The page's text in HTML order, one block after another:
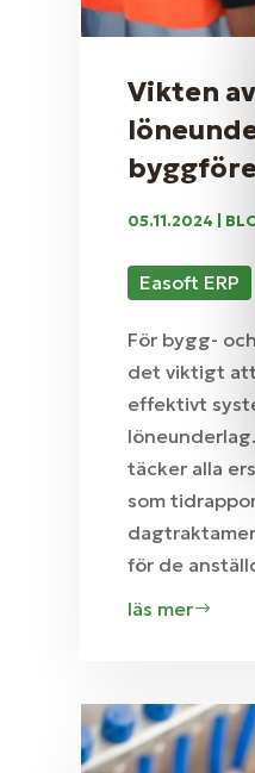
Vikten
05.11.2024
Easoft ERP
För bygg-
det viktigt att
effektivt
täcker alla
som
för de
läs mer